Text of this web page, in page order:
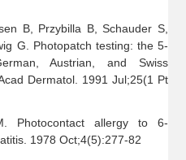
B, Przybilla B, Schauder S,
G. Photopatch testing: the 5-
Austrian, and Swiss
Dermatol. 1991 Jul;25(1 Pt
Photocontact allergy to 6-
1978 Oct;4(5):277-82